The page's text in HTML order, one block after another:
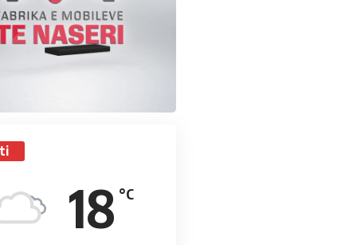
18 °C